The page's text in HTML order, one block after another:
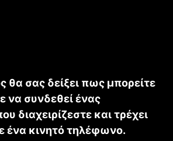
θα σας δείξει πως μπορείτε
να συνδεθεί ένας
διαχειρίζεστε και τρέχει
ένα κινητό τηλέφωνο.